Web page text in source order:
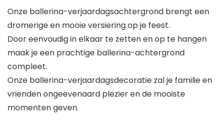
Onze ballerina-verjaardagsachtergrond brengt een
dromerige en mooie versiering op je feest.
Door eenvoudig in elkaar te zetten en op te hangen
maak je een prachtige ballerina-achtergrond
compleet.
Onze ballerina-verjaardagsdecoratie zal je familie en
vrienden ongeëvenaard plezier en de mooiste
momenten geven.